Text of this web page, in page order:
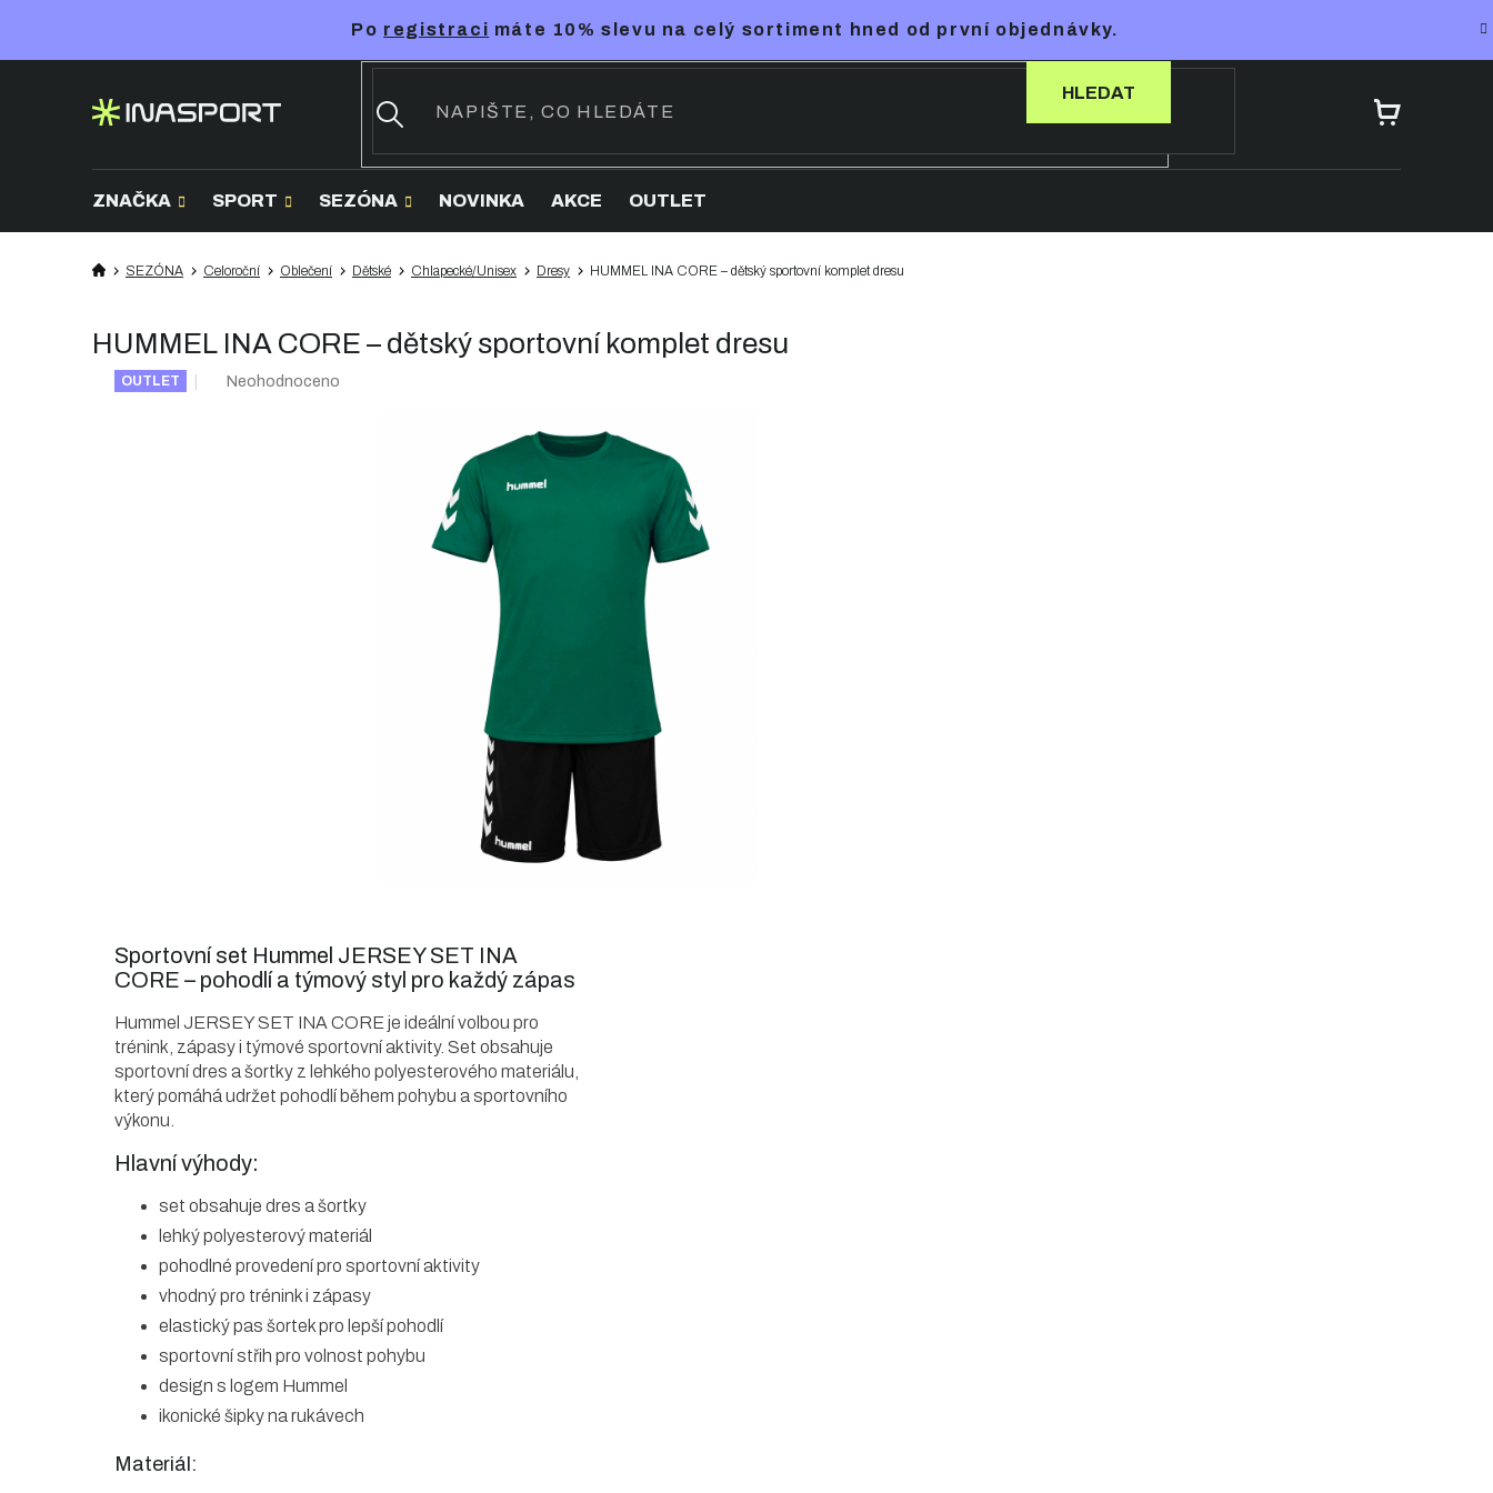
Po registraci máte 10% slevu na celý sortiment hned od první objednávky.
HLEDAT
NÁKUPNÍ
ZNAČKA SPORT SEZÓNA NOVINKA AKCE OUTLET
SEZÓNA Celoroční Oblečení Dětské Chlapecké/Unisex Dresy HUMMEL INA CORE – dětský sportovní komplet dresu
HUMMEL INA CORE – dětský sportovní komplet dresu
OUTLET
Průměrné
Neohodnoceno
Sportovní set Hummel JERSEY SET INA
CORE – pohodlí a týmový styl pro každý zápas
Hummel JERSEY SET INA CORE je ideální volbou pro
trénink, zápasy i týmové sportovní aktivity. Set obsahuje
sportovní dres a šortky z lehkého polyesterového materiálu,
který pomáhá udržet pohodlí během pohybu a sportovního
výkonu.
Hlavní výhody:
set obsahuje dres a šortky
lehký polyesterový materiál
pohodlné provedení pro sportovní aktivity
vhodný pro trénink i zápasy
elastický pas šortek pro lepší pohodlí
sportovní střih pro volnost pohybu
design s logem Hummel
ikonické šipky na rukávech
Materiál: